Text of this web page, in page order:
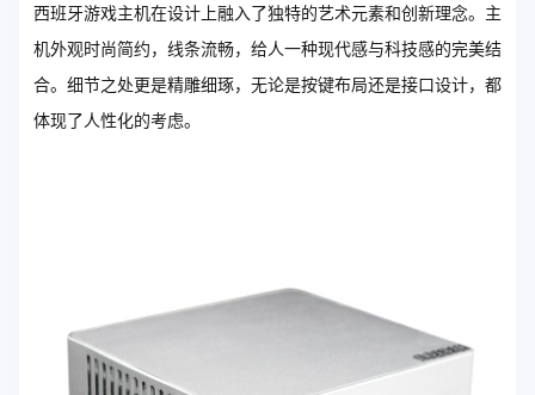
西班牙游戏主机在设计上融入了独特的艺术元素和创新理念。主
机外观时尚简约，线条流畅，给人一种现代感与科技感的完美结
合。细节之处更是精雕细琢，无论是按键布局还是接口设计，都
体现了人性化的考虑。